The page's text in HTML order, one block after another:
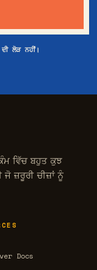
ਲੋੜ ਨਹੀਂ।
ਵਿੱਚ ਬਹੁਤ ਕੁਝ
ਜ਼ਰੂਰੀ ਚੀਜ਼ਾਂ ਨੂੰ
Docs